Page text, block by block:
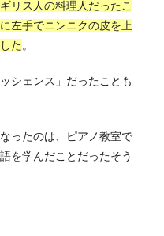
リス人の料理人だったこ
左手でニンニクの皮を上
た。
シェンス」だったことも
ったのは、ピアノ教室で
を学んだことだったそう